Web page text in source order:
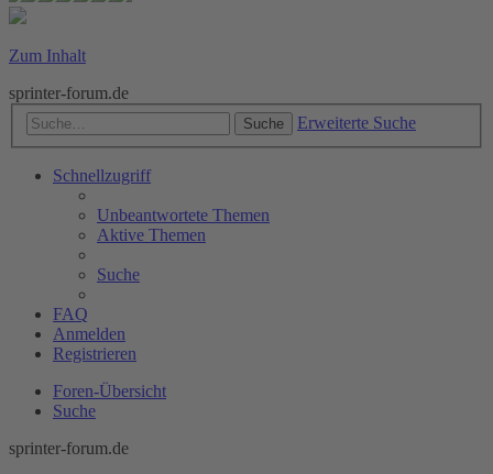
Zum Inhalt
sprinter-forum.de
Suche Erweiterte Suche
Schnellzugriff
Unbeantwortete Themen
Aktive Themen
Suche
FAQ
Anmelden
Registrieren
Foren-Übersicht
Suche
sprinter-forum.de